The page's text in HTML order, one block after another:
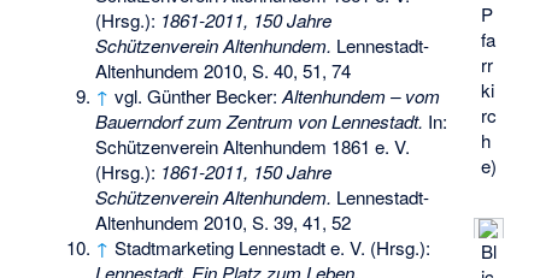
P
fa
rr
ki
rc
h
e)
Bl
(Hrsg.): 1861-2011, 150 Jahre
Schützenverein Altenhundem. Lennestadt-
Altenhundem 2010, S. 40, 51, 74
↑ vgl. Günther Becker:Altenhundem – vom
Bauerndorf zum Zentrum von Lennestadt. In:
Schützenverein Altenhundem 1861 e. V.
(Hrsg.): 1861-2011, 150 Jahre
Schützenverein Altenhundem. Lennestadt-
Altenhundem 2010, S. 39, 41, 52
↑ Stadtmarketing Lennestadt e. V. (Hrsg.):